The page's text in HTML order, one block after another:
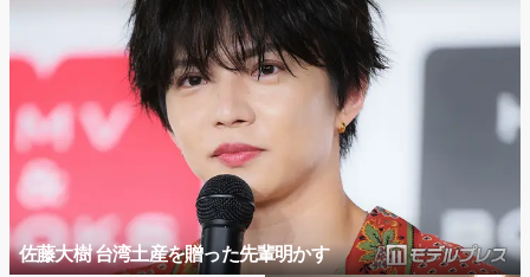
佐藤大樹 台湾土産を贈った先輩明かす